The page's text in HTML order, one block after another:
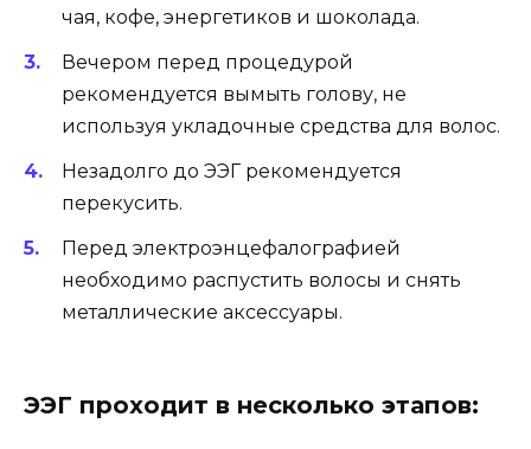
чая, кофе, энергетиков и шоколада.
Вечером перед процедурой
рекомендуется вымыть голову, не
используя укладочные средства для волос.
Незадолго до ЭЭГ рекомендуется
перекусить.
Перед электроэнцефалографией
необходимо распустить волосы и снять
металлические аксессуары.
ЭЭГ проходит в несколько этапов: